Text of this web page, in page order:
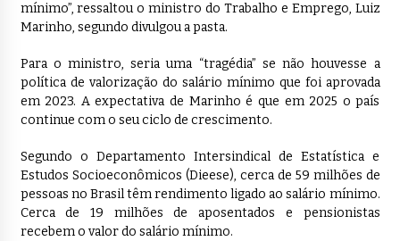
mínimo”, ressaltou o ministro do Trabalho e Emprego, Luiz
Marinho, segundo divulgou a pasta.
Para o ministro, seria uma “tragédia” se não houvesse a
política de valorização do salário mínimo que foi aprovada
em 2023. A expectativa de Marinho é que em 2025 o país
continue com o seu ciclo de crescimento.
Segundo o Departamento Intersindical de Estatística e
Estudos Socioeconômicos (Dieese), cerca de 59 milhões de
pessoas no Brasil têm rendimento ligado ao salário mínimo.
Cerca de 19 milhões de aposentados e pensionistas
recebem o valor do salário mínimo.